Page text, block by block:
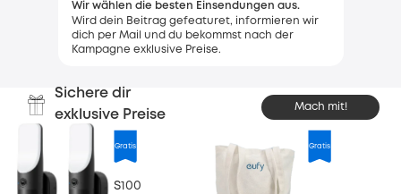
Wir wählen die besten Einsendungen aus.
Wird dein Beitrag gefeaturet, informieren wir
dich per Mail und du bekommst nach der
Kampagne exklusive Preise.
Sichere dir
exklusive Preise
Gratis
S100
Gratis
Mach mit!